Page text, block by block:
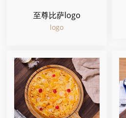
至尊比萨logo
logo